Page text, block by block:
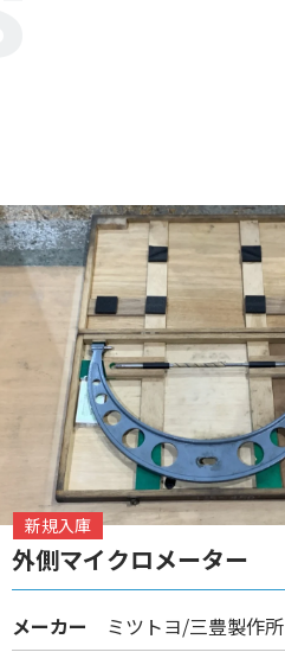
新規入庫
外側マイクロメーター
メーカー
ミツトヨ/三豊製作所